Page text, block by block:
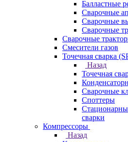
Балластные
Сварочные
Сварочные
Сварочные
Сварочные
Смесители газов
Точечная сварка
Назад
Точечная
Сварочные
Споттеры
сварки
Компрессоры
Назад